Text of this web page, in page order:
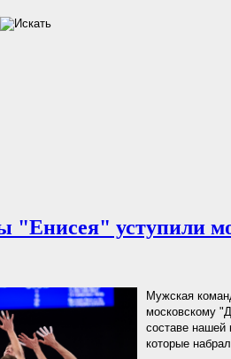
"Енисея" уступили
Мужская
московскому
составе нашей
которые